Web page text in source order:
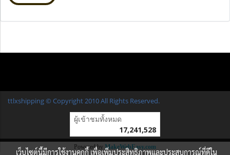
ttlxshipping © Copyright 2010 All Rights Reserved.
ผู้เข้าชมวันนี้
Powered byMakeWebEasy.com
เว็บไซต์นี้มีการใช้งานคุกกี้ เพื่อเพิ่มประสิทธิภาพและประสบการณ์ที่ดีใน